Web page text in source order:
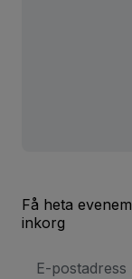
Få heta
inkorg
postadress